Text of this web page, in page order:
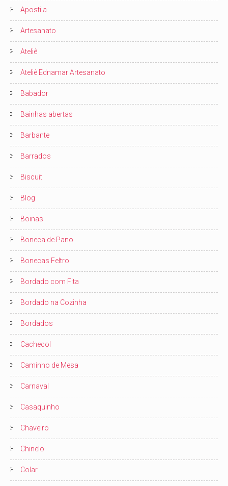
Apostila
Artesanato
Ateliê
Ateliê Ednamar Artesanato
Babador
Bainhas abertas
Barbante
Barrados
Biscuit
Blog
Boinas
Boneca de Pano
Bonecas Feltro
Bordado com Fita
Bordado na Cozinha
Bordados
Cachecol
Caminho de Mesa
Carnaval
Casaquinho
Chaveiro
Chinelo
Colar